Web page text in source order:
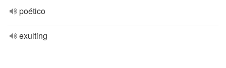
poético
exulting